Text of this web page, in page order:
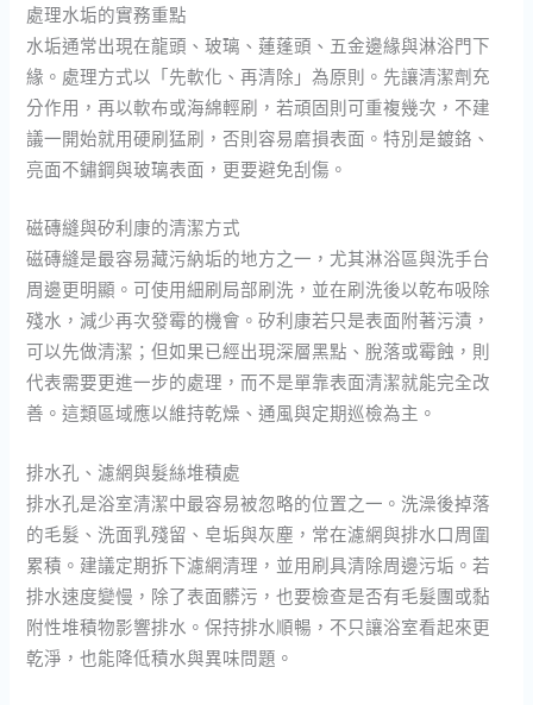
處理水垢的實務重點
水垢通常出現在龍頭、玻璃、蓮蓬頭、五金邊緣與淋浴門下
緣。處理方式以「先軟化、再清除」為原則。先讓清潔劑充
分作用，再以軟布或海綿輕刷，若頑固則可重複幾次，不建
議一開始就用硬刷猛刷，否則容易磨損表面。特別是鍍鉻、
亮面不鏽鋼與玻璃表面，更要避免刮傷。
磁磚縫與矽利康的清潔方式
磁磚縫是最容易藏污納垢的地方之一，尤其淋浴區與洗手台
周邊更明顯。可使用細刷局部刷洗，並在刷洗後以乾布吸除
殘水，減少再次發霉的機會。矽利康若只是表面附著污漬，
可以先做清潔；但如果已經出現深層黑點、脫落或霉蝕，則
代表需要更進一步的處理，而不是單靠表面清潔就能完全改
善。這類區域應以維持乾燥、通風與定期巡檢為主。
排水孔、濾網與髮絲堆積處
排水孔是浴室清潔中最容易被忽略的位置之一。洗澡後掉落
的毛髮、洗面乳殘留、皂垢與灰塵，常在濾網與排水口周圍
累積。建議定期拆下濾網清理，並用刷具清除周邊污垢。若
排水速度變慢，除了表面髒污，也要檢查是否有毛髮團或黏
附性堆積物影響排水。保持排水順暢，不只讓浴室看起來更
乾淨，也能降低積水與異味問題。